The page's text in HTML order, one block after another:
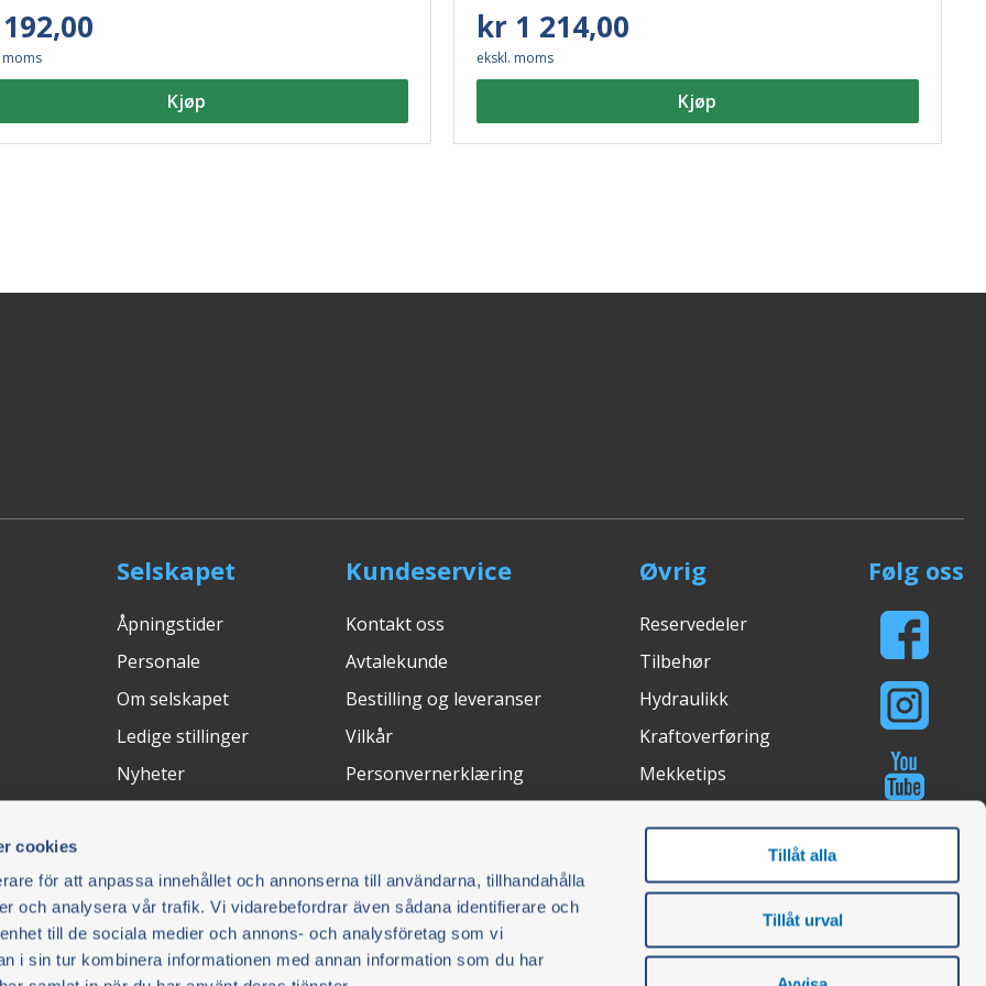
cookies
för att anpassa innehållet och annonserna till användarna, tillhandahålla
och analysera vår trafik. Vi vidarebefordrar även sådana identifierare och
till de sociala medier och annons- och analysföretag som vi
i sin tur kombinera informationen med annan information som du har
Tillåt alla
Tillåt urval
moms
Kjøp
ECE, R10, R112, R65, R7, CE, RoHS.
kr 1 214,00
ekskl. moms
Kjøp
Selskapet
Åpningstider
Personale
Om selskapet
Ledige stillinger
Nyheter
Kundeservice
Kontakt oss
Avtalekunde
Bestilling og leveranser
Vilkår
Personvernerklæring
FAQ
Øvrig
Reservedeler
Tilbehør
Hydraulikk
Kraftoverføring
Mekketips
Følg oss
BetalingsløsningerLeveringsmåteCertifications